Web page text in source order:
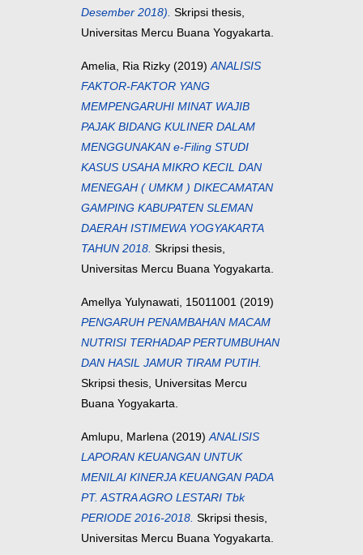
Desember 2018). Skripsi thesis,
Universitas Mercu Buana Yogyakarta.
Amelia, Ria Rizky (2019)ANALISIS
FAKTOR-FAKTOR YANG
MEMPENGARUHI MINAT WAJIB
PAJAK BIDANG KULINER DALAM
MENGGUNAKAN e-Filing STUDI
KASUS USAHA MIKRO KECIL DAN
MENEGAH ( UMKM ) DIKECAMATAN
GAMPING KABUPATEN SLEMAN
DAERAH ISTIMEWA YOGYAKARTA
TAHUN 2018. Skripsi thesis,
Universitas Mercu Buana Yogyakarta.
Amellya Yulynawati, 15011001 (2019)
PENGARUH PENAMBAHAN MACAM
NUTRISI TERHADAP PERTUMBUHAN
DAN HASIL JAMUR TIRAM PUTIH.
Skripsi thesis, Universitas Mercu
Buana Yogyakarta.
Amlupu, Marlena (2019)ANALISIS
LAPORAN KEUANGAN UNTUK
MENILAI KINERJA KEUANGAN PADA
PT. ASTRA AGRO LESTARI Tbk
PERIODE 2016-2018. Skripsi thesis,
Universitas Mercu Buana Yogyakarta.